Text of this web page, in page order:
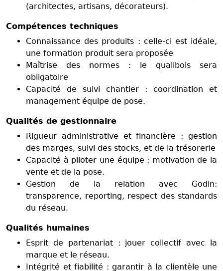
(architectes, artisans, décorateurs).
Compétences techniques
Connaissance des produits : celle-ci est idéale,
une formation produit sera proposée
Maîtrise des normes : le qualibois sera
obligatoire
Capacité de suivi chantier : coordination et
management équipe de pose.
Qualités de gestionnaire
Rigueur administrative et financière : gestion
des marges, suivi des stocks, et de la trésorerie
Capacité à piloter une équipe : motivation de la
vente et de la pose.
Gestion de la relation avec Godin:
transparence, reporting, respect des standards
du réseau.
Qualités humaines
Esprit de partenariat : jouer collectif avec la
marque et le réseau.
Intégrité et fiabilité : garantir à la clientèle une